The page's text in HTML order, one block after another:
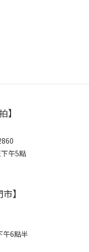
】
午5點
】
午6點半